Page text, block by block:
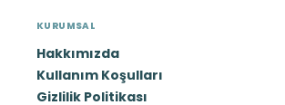
KURUMSAL
Hakkımızda
Kullanım Koşulları
Gizlilik Politikası